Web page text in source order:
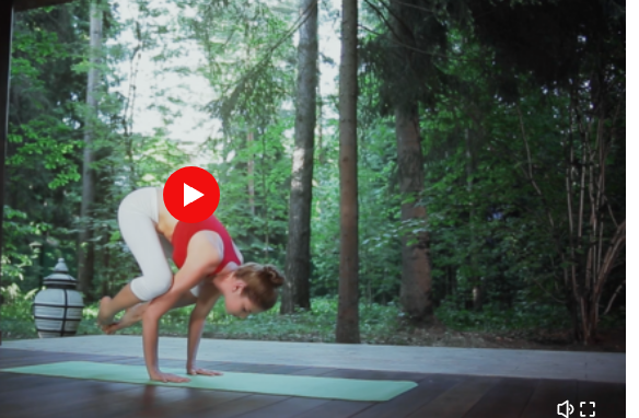
Ohjaajan ääni
sielun lento 01:44
sisäinen rauha 01:27
aamun unelmat 01:34
metsän viileys 05:00
kesäsade 02:00
vuoren hiljaisuus 02:00
merituuli 02:00
tuulen ääni 02:00
kevätmetsä